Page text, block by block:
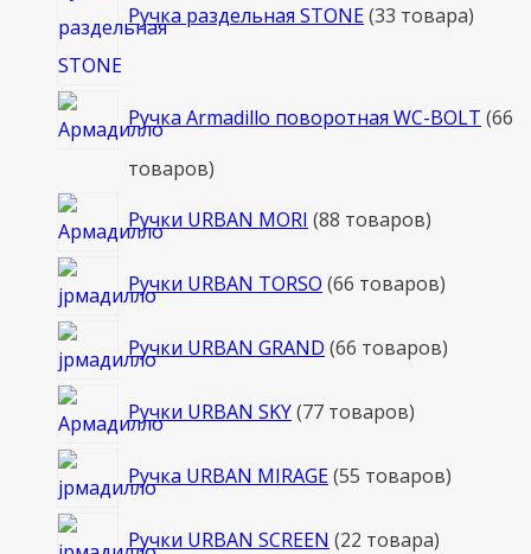
Ручка раздельная STONE 33 товара
Ручка Armadillo поворотная WC-BOLT 66
товаров
Ручки URBAN MORI 88 товаров
Ручки URBAN TORSO 66 товаров
Ручки URBAN GRAND 66 товаров
Ручки URBAN SKY 77 товаров
Ручка URBAN MIRAGE 55 товаров
Ручки URBAN SCREEN 22 товара